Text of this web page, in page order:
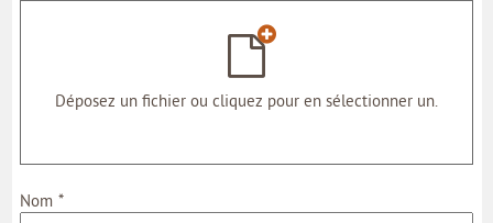
Déposez un fichier ou cliquez pour en sélectionner un.
Nom *